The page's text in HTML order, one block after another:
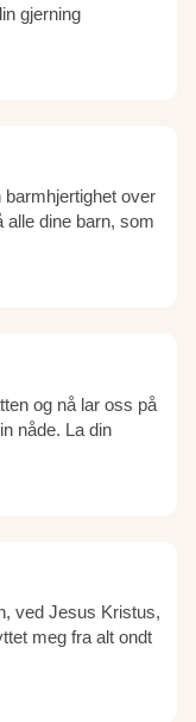
gjerning
over
alle dine barn, som
og nå lar oss på
nåde. La din
ved Jesus Kristus,
meg fra alt ondt